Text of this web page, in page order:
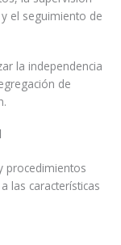
el seguimiento de
la independencia
de
procedimientos
las características